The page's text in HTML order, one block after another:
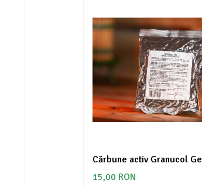
Cărbune activ Granucol Ge
15,00 RON